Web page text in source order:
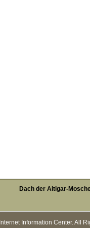
Dach der Aitigar-
Information Center. All